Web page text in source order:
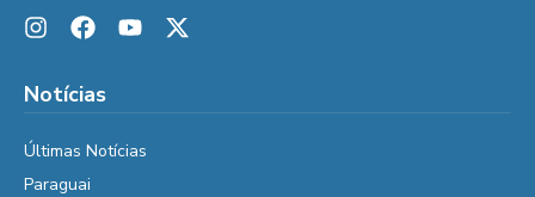
Notícias
Últimas Notícias
Paraguai